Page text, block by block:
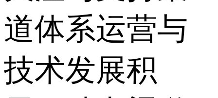
道体系运营与
技术发展积